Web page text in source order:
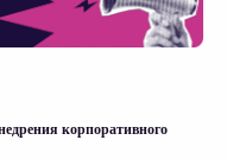
корпоративного